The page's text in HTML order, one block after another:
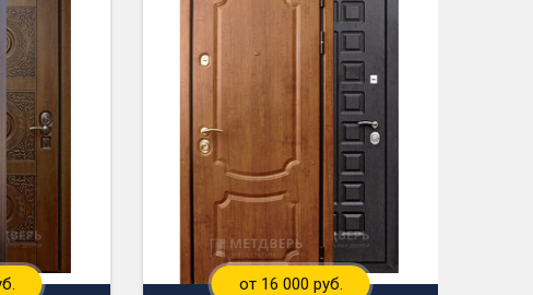
от 16 000 руб.